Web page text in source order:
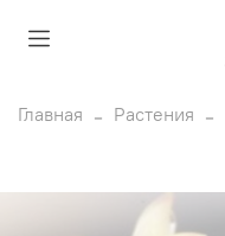
Главная Растения